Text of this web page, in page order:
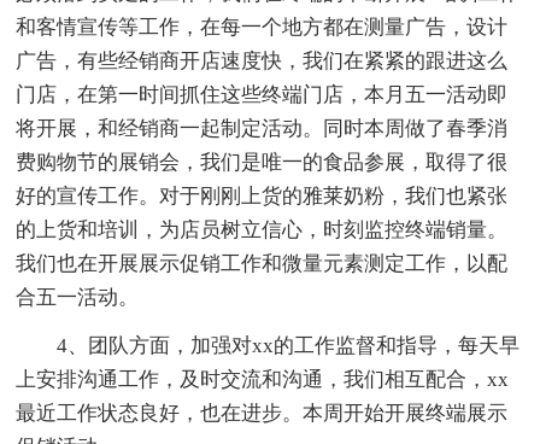
和客情宣传等工作，在每一个地方都在测量广告，设计
广告，有些经销商开店速度快，我们在紧紧的跟进这么
门店，在第一时间抓住这些终端门店，本月五一活动即
将开展，和经销商一起制定活动。同时本周做了春季消
费购物节的展销会，我们是唯一的食品参展，取得了很
好的宣传工作。对于刚刚上货的雅莱奶粉，我们也紧张
的上货和培训，为店员树立信心，时刻监控终端销量。
我们也在开展展示促销工作和微量元素测定工作，以配
合五一活动。
4、团队方面，加强对xx的工作监督和指导，每天早
上安排沟通工作，及时交流和沟通，我们相互配合，xx
最近工作状态良好，也在进步。本周开始开展终端展示